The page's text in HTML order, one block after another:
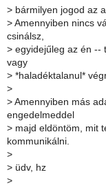
> bármilyen jogod az
> Amennyiben nincs
csinálsz,
> egyidejűleg az én --
vagy
> *haladéktalanul*
>
> Amennyiben más
engedelmeddel
> majd eldöntöm, mit
kommunikálni.
>
> üdv, hz
>